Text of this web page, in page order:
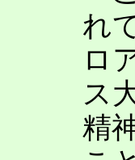
れ
ロ
ス
精